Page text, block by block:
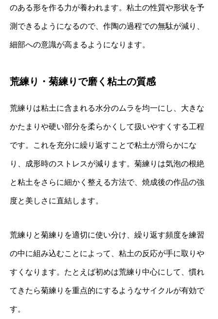
のある形を作る力が養われます。粘土の性質や形状を予
測できるようになるので、作陶の過程での無駄が減り、
細部への意識が高まるようになります。
荒練り・菊練りで磨く粘土の質感
荒練りは粘土に含まれる水分のムラを均一にし、大きな
かたまりや硬い部分を柔らかくして扱いやすくする工程
です。これを充分に繰り返すことで粘土が滑らかにな
り、成形時のストレスが減ります。菊練りは気泡の根絶
と粘土をさらに細かく整える方法で、焼成後の作品の強
度と美しさに直結します。
荒練りと菊練りを適切に使い分け、繰り返す頻度を練習
の中に組み込むことによって、粘土の反応が手に取りや
すくなります。たとえば初めは荒練り中心にして、慣れ
てきたら菊練りを重点的にするようなサイクルが有効で
す。